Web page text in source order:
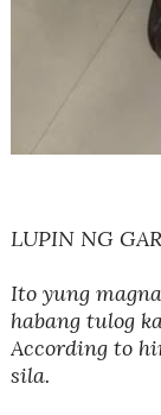
LUPIN NG
Ito yung
habang tulog
According to
sila.